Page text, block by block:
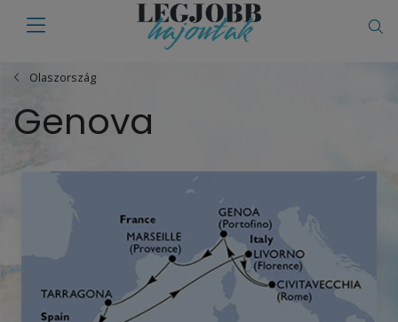
Olaszország
Genova